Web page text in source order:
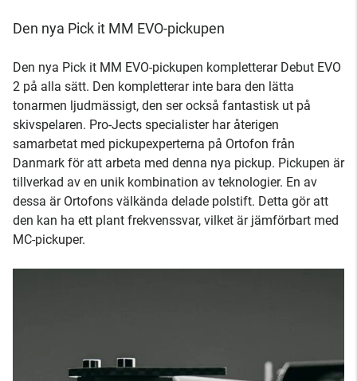
Den nya Pick it MM EVO-pickupen
Den nya Pick it MM EVO-pickupen kompletterar Debut EVO
2 på alla sätt. Den kompletterar inte bara den lätta
tonarmen ljudmässigt, den ser också fantastisk ut på
skivspelaren. Pro-Jects specialister har återigen
samarbetat med pickupexperterna på Ortofon från
Danmark för att arbeta med denna nya pickup. Pickupen är
tillverkad av en unik kombination av teknologier. En av
dessa är Ortofons välkända delade polstift. Detta gör att
den kan ha ett plant frekvenssvar, vilket är jämförbart med
MC-pickuper.